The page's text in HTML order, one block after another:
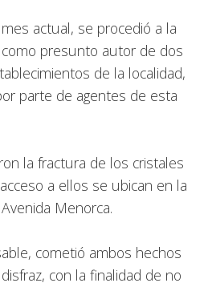
actual, se procedió a la
presunto autor de dos
de la localidad,
parte de agentes de esta
la fractura de los cristales
a ellos se ubican en la
Menorca.
cometió ambos hechos
con la finalidad de no